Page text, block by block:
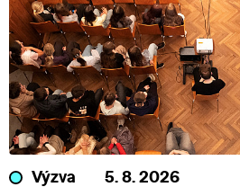
Výzva 5. 8. 2026